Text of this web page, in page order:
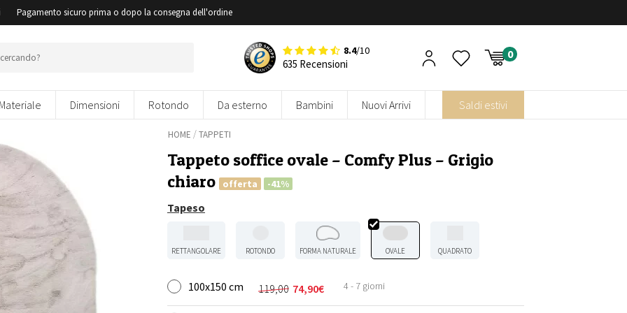
Pagamento sicuro prima o dopo la consegna dell'ordine
8.4/10
635 Recensioni
Materiale Dimensioni Rotondo Da esterno Bambini Nuovi Arrivi Saldi estivi
HOME /TAPPETI
Tappeto soffice ovale – Comfy Plus – Grigio
chiaro
offerta -41%
Tapeso
RETTANGOLARE ROTONDO FORMA NATURALE OVALE QUADRATO
100x150 cm 119,00
Il
prezzo
74,90€
Il
prezzo
4 - 7 giorni